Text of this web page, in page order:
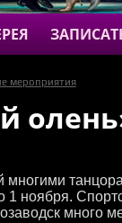
мероприятия
1 ноября.
много